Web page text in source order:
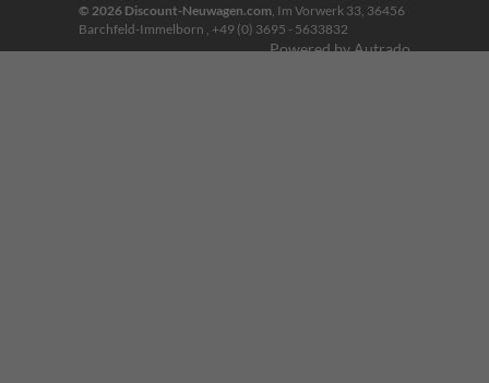
© 2026 Discount-Neuwagen.com Im Vorwerk 33 36456
Barchfeld-Immelborn , +49 (0) 3695 - 5633832
Powered by Autrado